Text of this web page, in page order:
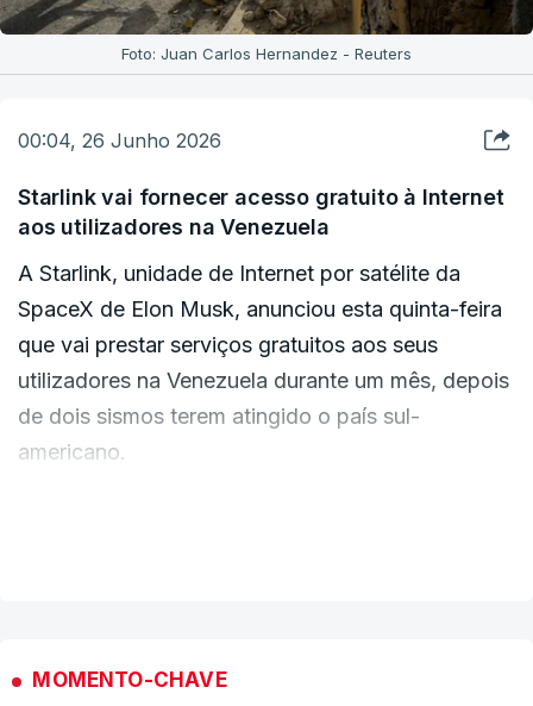
Foto: Juan Carlos Hernandez - Reuters
00:04, 26 Junho 2026
Starlink vai fornecer acesso gratuito à Internet
aos utilizadores na Venezuela
A Starlink, unidade de Internet por satélite da
SpaceX de Elon Musk, anunciou esta quinta-feira
que vai prestar serviços gratuitos aos seus
utilizadores na Venezuela durante um mês, depois
de dois sismos terem atingido o país sul-
americano.
MOMENTO-CHAVE